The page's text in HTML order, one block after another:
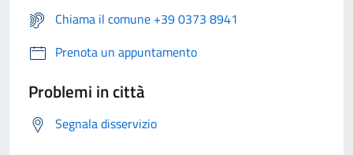
Chiama il comune +39 0373 8941
Prenota un appuntamento
Problemi in città
Segnala disservizio